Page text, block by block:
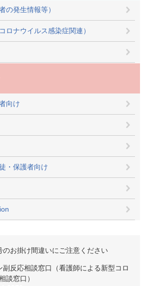
の発生情報等）
ロナウイルス感染症関連）
向け
・保護者向け
お掛け間違いにご注意ください
副反応相談窓口（看護師による新型コロ
談窓口）